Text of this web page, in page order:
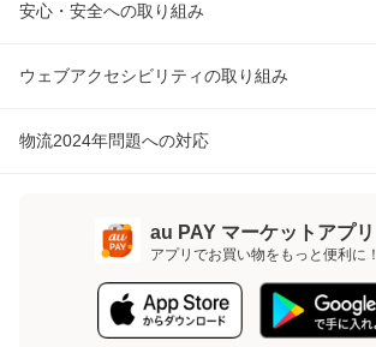
安心・安全への取り組み
ウェブアクセシビリティの取り組み
物流2024年問題への対応
au PAY マーケットアプリ
アプリでお買い物をもっと便利に！